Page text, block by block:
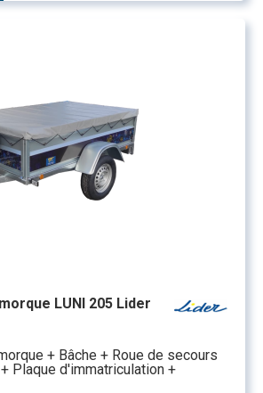
LUNI 205 Lider
+ Bâche + Roue de secours
Plaque d'immatriculation +